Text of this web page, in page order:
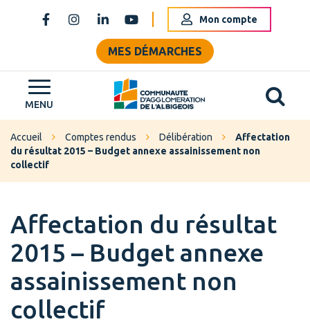
Lien vers le compte Facebook
Lien vers le compte Instagram
Lien vers le compte Linkedin
Lien vers la chaîne Youtube
Mon compte
MES DÉMARCHES
MENU Grand Albigeois
Accueil Comptes rendus Délibération
Affectation
du résultat 2015 – Budget annexe assainissement non
collectif
Affectation du résultat
2015 – Budget annexe
assainissement non
collectif